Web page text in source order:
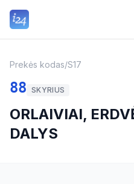
Prekės kodas/S17
88 SKYRIUS
ORLAIVIAI,
DALYS